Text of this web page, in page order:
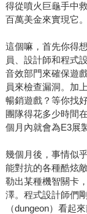
得從噴火巨龜手中
百萬美金來實現它
這個嘛，首先你得
員、設計師和程式
音效部門來確保遊
員來檢查漏洞。加
暢銷遊戲？等你找
團隊得花多少時間
個月內就會為E3展
幾個月後，事情似
能對抗的各種酷炫
勒出某種機智關卡
澤。程式設計師們
（dungeon）看起